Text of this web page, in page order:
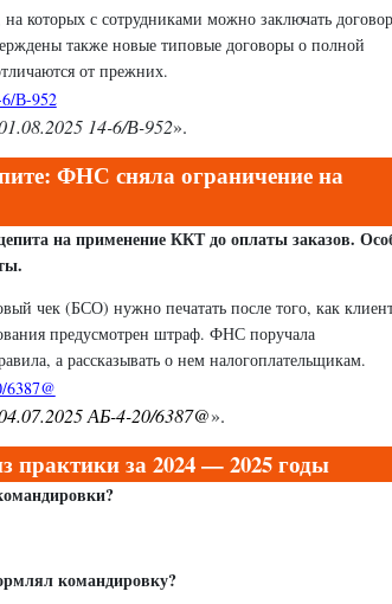
которых с сотрудниками можно заключать
также новые типовые договоры о полной
от прежних.
В-952
14-6/В-952».
ФНС сняла ограничение на
на применение ККТ до оплаты заказов.
чек (БСО) нужно печатать после того, как
предусмотрен штраф. ФНС поручала
а рассказывать о нем налогоплательщикам.
АБ-4-20/6387@».
за 2024 — 2025 годы
командировку?